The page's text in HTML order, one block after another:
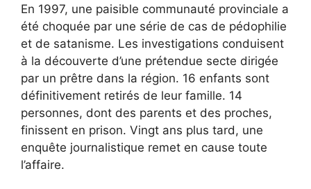
En 1997, une paisible communauté provinciale a
été choquée par une série de cas de pédophilie
et de satanisme. Les investigations conduisent
à la découverte d’une prétendue secte dirigée
par un prêtre dans la région. 16 enfants sont
définitivement retirés de leur famille. 14
personnes, dont des parents et des proches,
finissent en prison. Vingt ans plus tard, une
enquête journalistique remet en cause toute
l’affaire.